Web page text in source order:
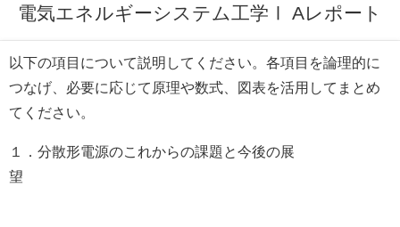
電気エネルギーシステム工学Ⅰ Aレポート
以下の項目について説明してください。各項目を論理的に
つなげ、必要に応じて原理や数式、図表を活用してまとめ
てください。
１．分散形電源のこれからの課題と今後の展